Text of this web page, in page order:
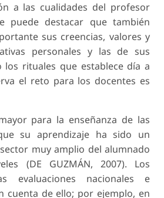
a las cualidades del profesor
puede destacar que también
sus creencias, valores y
personales y las de sus
los rituales que establece día a
el reto para los docentes es
para la enseñanza de las
su aprendizaje ha sido un
muy amplio del alumnado
(DE GUZMÁN, 2007). Los
evaluaciones nacionales e
cuenta de ello; por ejemplo, en